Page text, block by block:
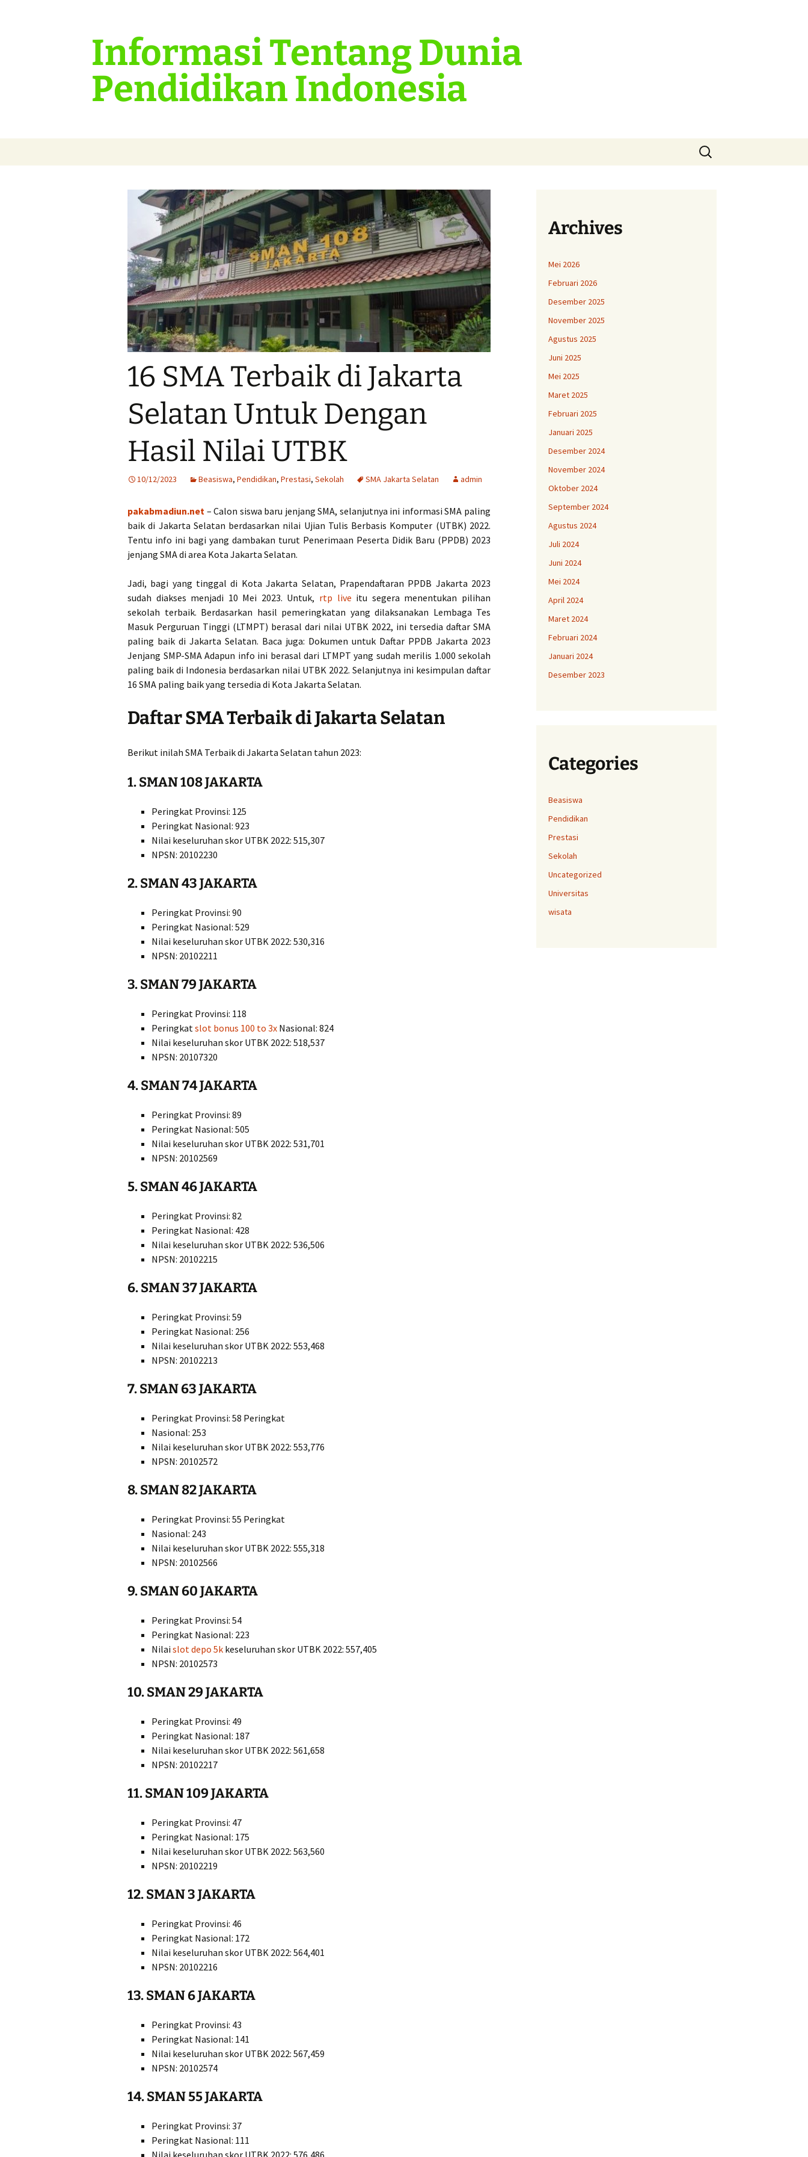
Informasi Tentang Dunia
Pendidikan Indonesia
Cari
untuk:
16 SMA Terbaik di Jakarta
Selatan Untuk Dengan
Hasil Nilai UTBK
10/12/2023 Beasiswa, Pendidikan, Prestasi, Sekolah SMA Jakarta Selatan admin
pakabmadiun.net – Calon siswa baru jenjang SMA, selanjutnya ini informasi SMA paling
baik di Jakarta Selatan berdasarkan nilai Ujian Tulis Berbasis Komputer (UTBK) 2022.
Tentu info ini bagi yang dambakan turut Penerimaan Peserta Didik Baru (PPDB) 2023
jenjang SMA di area Kota Jakarta Selatan.
Jadi, bagi yang tinggal di Kota Jakarta Selatan, Prapendaftaran PPDB Jakarta 2023
sudah diakses menjadi 10 Mei 2023. Untuk, rtp live itu segera menentukan pilihan
sekolah terbaik. Berdasarkan hasil pemeringkatan yang dilaksanakan Lembaga Tes
Masuk Perguruan Tinggi (LTMPT) berasal dari nilai UTBK 2022, ini tersedia daftar SMA
paling baik di Jakarta Selatan. Baca juga: Dokumen untuk Daftar PPDB Jakarta 2023
Jenjang SMP-SMA Adapun info ini berasal dari LTMPT yang sudah merilis 1.000 sekolah
paling baik di Indonesia berdasarkan nilai UTBK 2022. Selanjutnya ini kesimpulan daftar
16 SMA paling baik yang tersedia di Kota Jakarta Selatan.
Daftar SMA Terbaik di Jakarta Selatan
Berikut inilah SMA Terbaik di Jakarta Selatan tahun 2023:
1. SMAN 108 JAKARTA
Peringkat Provinsi: 125
Peringkat Nasional: 923
Nilai keseluruhan skor UTBK 2022: 515,307
NPSN: 20102230
2. SMAN 43 JAKARTA
Peringkat Provinsi: 90
Peringkat Nasional: 529
Nilai keseluruhan skor UTBK 2022: 530,316
NPSN: 20102211
3. SMAN 79 JAKARTA
Peringkat Provinsi: 118
Peringkatslot bonus 100 to 3x Nasional: 824
Nilai keseluruhan skor UTBK 2022: 518,537
NPSN: 20107320
4. SMAN 74 JAKARTA
Peringkat Provinsi: 89
Peringkat Nasional: 505
Nilai keseluruhan skor UTBK 2022: 531,701
NPSN: 20102569
5. SMAN 46 JAKARTA
Peringkat Provinsi: 82
Peringkat Nasional: 428
Nilai keseluruhan skor UTBK 2022: 536,506
NPSN: 20102215
6. SMAN 37 JAKARTA
Peringkat Provinsi: 59
Peringkat Nasional: 256
Nilai keseluruhan skor UTBK 2022: 553,468
NPSN: 20102213
7. SMAN 63 JAKARTA
Peringkat Provinsi: 58 Peringkat
Nasional: 253
Nilai keseluruhan skor UTBK 2022: 553,776
NPSN: 20102572
8. SMAN 82 JAKARTA
Peringkat Provinsi: 55 Peringkat
Nasional: 243
Nilai keseluruhan skor UTBK 2022: 555,318
NPSN: 20102566
9. SMAN 60 JAKARTA
Peringkat Provinsi: 54
Peringkat Nasional: 223
Nilai slot depo 5k keseluruhan skor UTBK 2022: 557,405
NPSN: 20102573
10. SMAN 29 JAKARTA
Peringkat Provinsi: 49
Peringkat Nasional: 187
Nilai keseluruhan skor UTBK 2022: 561,658
NPSN: 20102217
11. SMAN 109 JAKARTA
Peringkat Provinsi: 47
Peringkat Nasional: 175
Nilai keseluruhan skor UTBK 2022: 563,560
NPSN: 20102219
12. SMAN 3 JAKARTA
Peringkat Provinsi: 46
Peringkat Nasional: 172
Nilai keseluruhan skor UTBK 2022: 564,401
NPSN: 20102216
13. SMAN 6 JAKARTA
Peringkat Provinsi: 43
Peringkat Nasional: 141
Nilai keseluruhan skor UTBK 2022: 567,459
NPSN: 20102574
14. SMAN 55 JAKARTA
Peringkat Provinsi: 37
Peringkat Nasional: 111
Nilai keseluruhan skor UTBK 2022: 576,486
Archives
Mei 2026
Februari 2026
Desember 2025
November 2025
Agustus 2025
Juni 2025
Mei 2025
Maret 2025
Februari 2025
Januari 2025
Desember 2024
November 2024
Oktober 2024
September 2024
Agustus 2024
Juli 2024
Juni 2024
Mei 2024
April 2024
Maret 2024
Februari 2024
Januari 2024
Desember 2023
Categories
Beasiswa
Pendidikan
Prestasi
Sekolah
Uncategorized
Universitas
wisata